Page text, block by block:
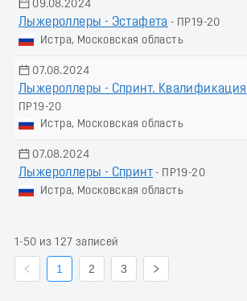
09.08.2024
Лыжероллеры - Эстафета - ПР19-20
Истра, Московская область
07.08.2024
Лыжероллеры - Спринт. Квалификация
ПР19-20
Истра, Московская область
07.08.2024
Лыжероллеры - Спринт - ПР19-20
Истра, Московская область
1-50 из 127 записей
1 2 3